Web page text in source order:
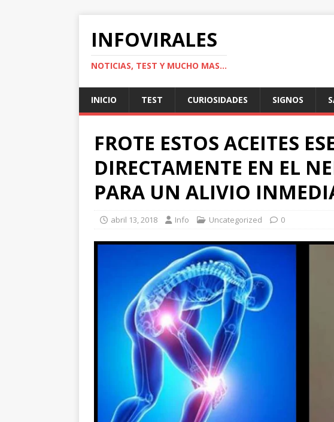
INFOVIRALES
NOTICIAS, TEST Y MUCHO MAS...
INICIO TEST CURIOSIDADES SIGNOS
FROTE ESTOS ACEITES
DIRECTAMENTE EN EL
PARA UN ALIVIO
abril 13, 2018 Info Uncategorized 0